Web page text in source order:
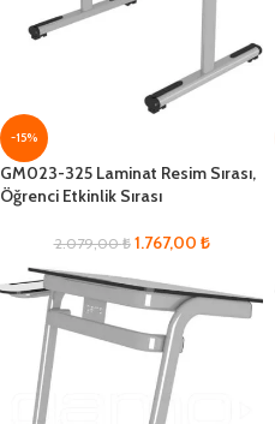
-15%
GM023-325 Laminat Resim Sırası,
Öğrenci Etkinlik Sırası
2.079,00₺ 1.767,00 ₺